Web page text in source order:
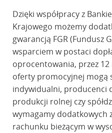
Dzięki współpracy z
Krajowego możemy
gwarancją FGR (Fundusz
wsparciem w postaci
oprocentowania, przez
oferty promocyjnej mogą
indywidualni, producenci
produkcji rolnej czy
wymagamy dodatkowych
rachunku bieżącym w